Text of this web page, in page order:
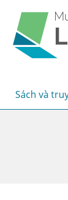
Main
Sách và